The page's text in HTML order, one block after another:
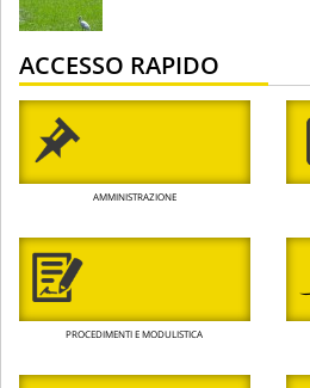
ACCESSO RAPIDO
AMMINISTRAZIONE
PROCEDIMENTI E MODULISTICA